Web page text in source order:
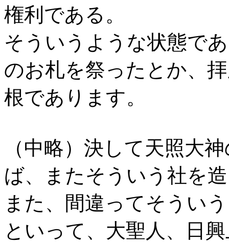
権利である。
そういうような状態で
のお札を祭ったとか、
根であります。
（中略）決して天照大
ば、またそういう社を
また、間違ってそうい
といって、大聖人、日